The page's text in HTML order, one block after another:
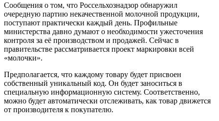
Сообщения о том, что Россельхознадзор обнаружил
очередную партию некачественной молочной продукции,
поступают практически каждый день. Профильные
министерства давно думают о необходимости ужесточения
контроля за её производством и продажей. Сейчас в
правительстве рассматривается проект маркировки всей
«молочки».
Предполагается, что каждому товару будет присвоен
собственный уникальный код. Он будет заноситься в
специальную информационную систему. Соответственно,
можно будет автоматически отслеживать, как товар движется
от производителя к покупателю.